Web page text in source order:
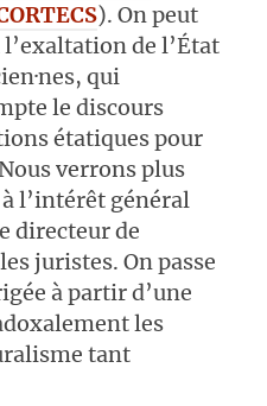
). On peut
de l’État
qui
le discours
étatiques pour
verrons plus
l’intérêt général
directeur de
juristes. On passe
à partir d’une
les
tant